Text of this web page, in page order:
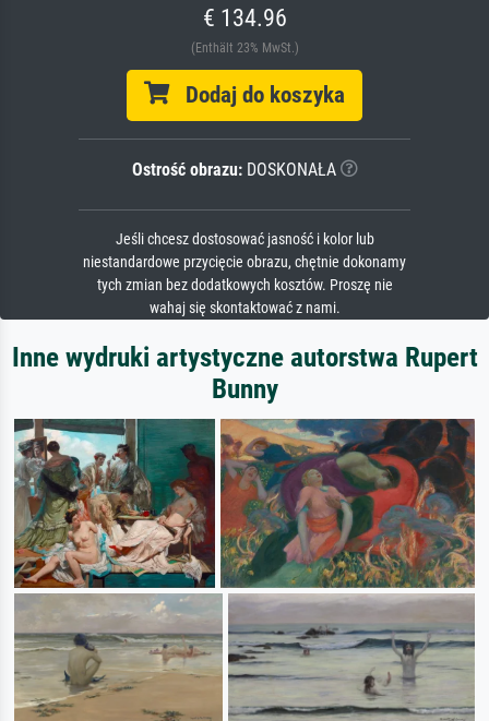
€ 134.96
(Enthält 23% MwSt.)
Dodaj do koszyka
Ostrość obrazu:DOSKONAŁA
Jeśli chcesz dostosować jasność i kolor lub
niestandardowe przycięcie obrazu, chętnie dokonamy
tych zmian bez dodatkowych kosztów. Proszę nie
wahaj się skontaktować z nami.
Inne wydruki artystyczne autorstwa Rupert
Bunny